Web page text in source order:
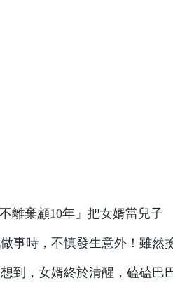
事時，不慎發生意外！雖然
到，女婿終於清醒，磕磕巴